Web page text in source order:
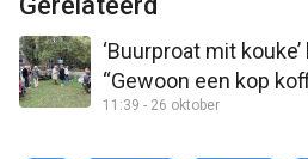
‘Buurproat mit
“Gewoon een kop
bleek al voldoende”
11:39 - 26 oktober